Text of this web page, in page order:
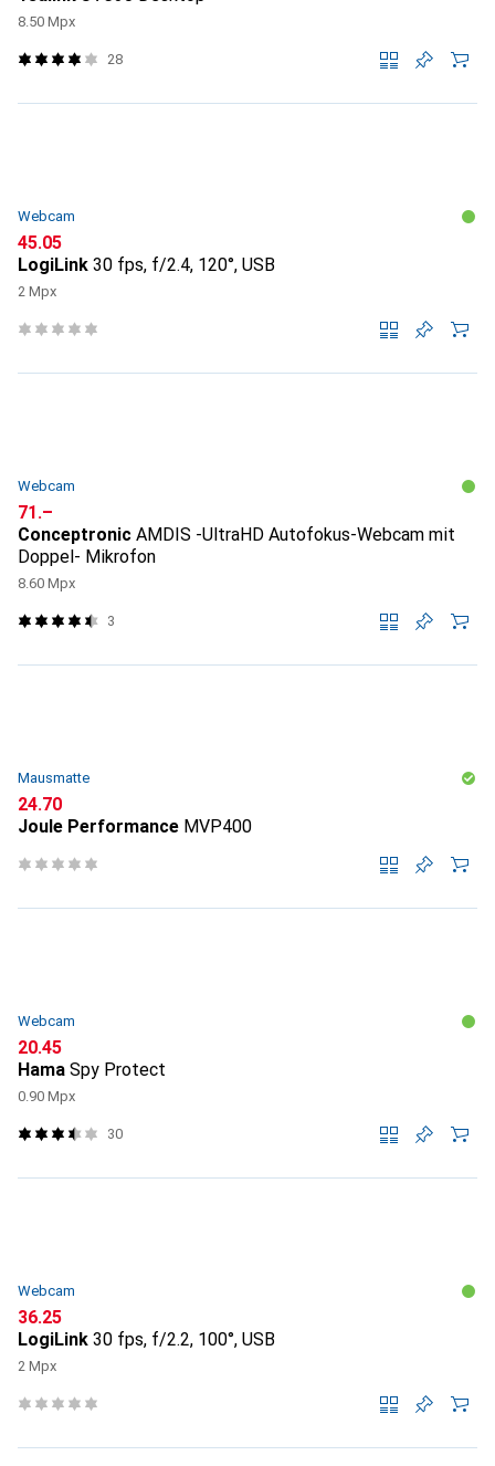
8.50 Mpx
28
Webcam
CHF
45.05
LogiLink 30 fps, f/2.4, 120°, USB
2 Mpx
Webcam
CHF
71.–
Conceptronic AMDIS -UltraHD Autofokus-Webcam mit
Doppel- Mikrofon
8.60 Mpx
3
Mausmatte
CHF
24.70
Joule Performance MVP400
Webcam
CHF
20.45
Hama Spy Protect
0.90 Mpx
30
Webcam
CHF
36.25
LogiLink 30 fps, f/2.2, 100°, USB
2 Mpx